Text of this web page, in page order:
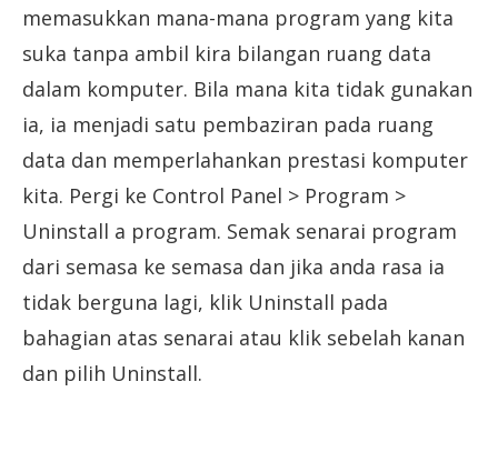
memasukkan mana-mana program yang kita
suka tanpa ambil kira bilangan ruang data
dalam komputer. Bila mana kita tidak gunakan
ia, ia menjadi satu pembaziran pada ruang
data dan memperlahankan prestasi komputer
kita. Pergi ke Control Panel > Program >
Uninstall a program. Semak senarai program
dari semasa ke semasa dan jika anda rasa ia
tidak berguna lagi, klik Uninstall pada
bahagian atas senarai atau klik sebelah kanan
dan pilih Uninstall.